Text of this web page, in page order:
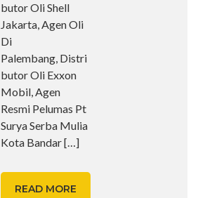
butor Oli Shell
Jakarta, Agen Oli
Di
Palembang, Distri
butor Oli Exxon
Mobil, Agen
Resmi Pelumas Pt
Surya Serba Mulia
Kota Bandar[…]
READ MORE